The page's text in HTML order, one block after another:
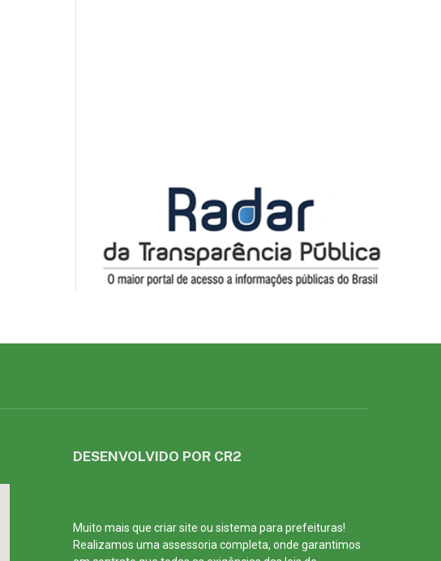
DESENVOLVIDO POR CR2
Muito mais que criar site ou sistema para prefeituras!
Realizamos uma assessoria completa, onde garantimos